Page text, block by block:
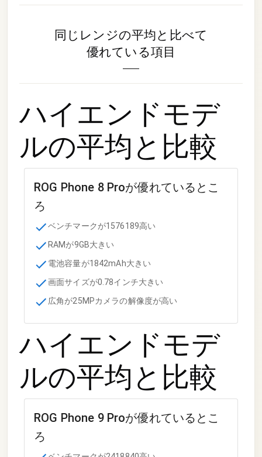
同じレンジの平均と比べて
優れている項目
ハイエンドモデ
ルの平均と比較
ROG Phone 8 Proが優れているとこ
ろ
ベンチマークが1576189高い
RAMが9GB大きい
電池容量が1842mAh大きい
画面サイズが0.78インチ大きい
広角が25MPカメラの解像度が高い
ハイエンドモデ
ルの平均と比較
ROG Phone 9 Proが優れているとこ
ろ